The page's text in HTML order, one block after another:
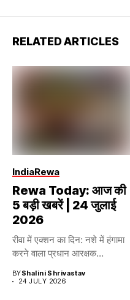
RELATED ARTICLES
IndiaRewa
Rewa Today: आज की
5 बड़ी खबरें | 24 जुलाई
2026
रीवा में एक्शन का दिन: नशे में हंगामा
करने वाला प्रधान आरक्षक...
BYShalini Shrivastav
24 JULY 2026